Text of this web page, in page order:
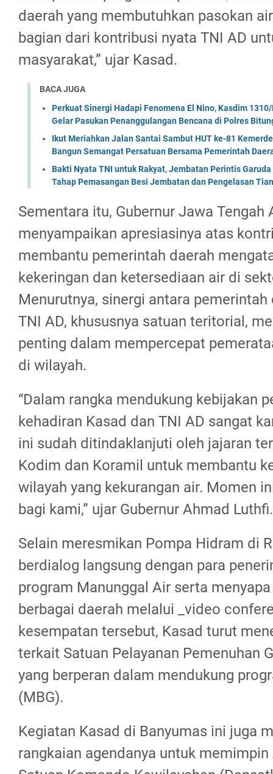
daerah yang membutuhkan pasokan
bagian dari kontribusi nyata TNI AD
masyarakat,” ujar Kasad.
BACA JUGA
Perkuat Sinergi Hadapi Fenomena El Nino, Kasdim
Gelar Pasukan Penanggulangan Bencana di Polres
Ikut Meriahkan Jalan Santai Sambut HUT ke-81
Bangun Semangat Persatuan Bersama Pemerintah
Bakti Nyata TNI untuk Rakyat, Jembatan Perintis
Tahap Pemasangan Besi Jembatan dan Pengelasan
Sementara itu, Gubernur Jawa Tengah
menyampaikan apresiasinya atas
membantu pemerintah daerah
kekeringan dan ketersediaan air di
Menurutnya, sinergi antara
TNI AD, khususnya satuan teritorial,
penting dalam mempercepat
di wilayah.
“Dalam rangka mendukung kebijakan
kehadiran Kasad dan TNI AD sangat
ini sudah ditindaklanjuti oleh jajaran
Kodim dan Koramil untuk membantu
wilayah yang kekurangan air. Momen
bagi kami,” ujar Gubernur Ahmad Luthfi.
Selain meresmikan Pompa Hidram di
berdialog langsung dengan para
program Manunggal Air serta
berbagai daerah melalui _video
kesempatan tersebut, Kasad turut
terkait Satuan Pelayanan Pemenuhan
yang berperan dalam mendukung
(MBG).
Kegiatan Kasad di Banyumas ini juga
rangkaian agendanya untuk